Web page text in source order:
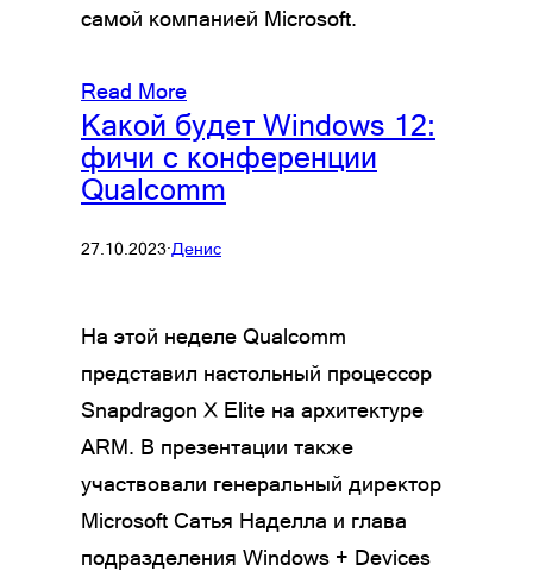
самой компанией Microsoft.
Read More
Какой будет Windows 12:
фичи с конференции
Qualcomm
27.10.2023·Денис
На этой неделе Qualcomm
представил настольный процессор
Snapdragon X Elite на архитектуре
ARM. В презентации также
участвовали генеральный директор
Microsoft Сатья Наделла и глава
подразделения Windows + Devices